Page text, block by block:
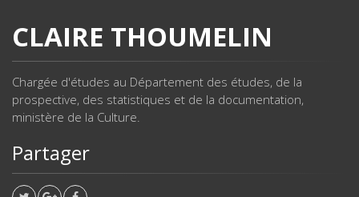
CLAIRE THOUMELIN
Chargée d'études au Département des études, de la
prospective, des statistiques et de la documentation,
ministère de la Culture.
Partager